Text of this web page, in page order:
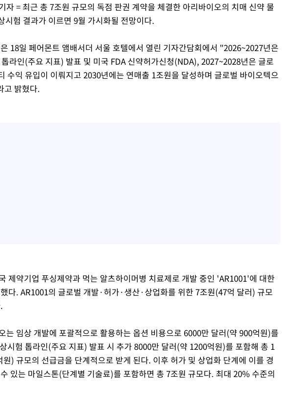
자 = 최근 총 7조원 규모의 독점 판권 계약을 체결한 아리바이오의 치매 신약 물
시험 결과가 이르면 9월 가시화될 전망이다.
18일 페어몬트 앰배서더 서울 호텔에서 열린 기자간담회에서 "2026~2027년은
라인(주요 지표) 발표 및 미국 FDA 신약허가신청(NDA), 2027~2028년은 글로
수익 유입이 이뤄지고 2030년에는 연매출 1조원을 달성하며 글로벌 바이오텍으
고 밝혔다.
제약기업 푸싱제약과 먹는 알츠하이머병 치료제로 개발 중인 'AR1001'에 대한
다. AR1001의 글로벌 개발·허가·생산·상업화를 위한 7조원(47억 달러) 규모
는 임상 개발에 포괄적으로 활용하는 옵션 비용으로 6000만 달러(약 900억원)를
시험 톱라인(주요 지표) 발표 시 추가 8000만 달러(약 1200억원)를 포함해 총 1
) 규모의 선급금을 단계적으로 받게 된다. 이후 허가 및 상업화 단계에 이를 경
있는 마일스톤(단계별 기술료)를 포함하면 총 7조원 규모다. 최대 20% 수준의